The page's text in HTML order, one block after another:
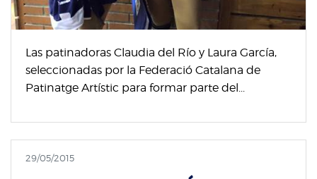
Las patinadoras Claudia del Río y Laura García,
seleccionadas por la Federació Catalana de
Patinatge Artístic para formar parte del...
29/05/2015